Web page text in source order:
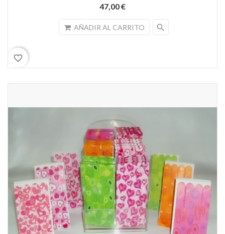
47,00 €
AÑADIR AL CARRITO search
favorite_border